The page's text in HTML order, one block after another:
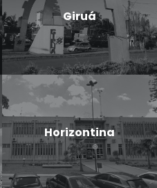
Giruá
Horizontina